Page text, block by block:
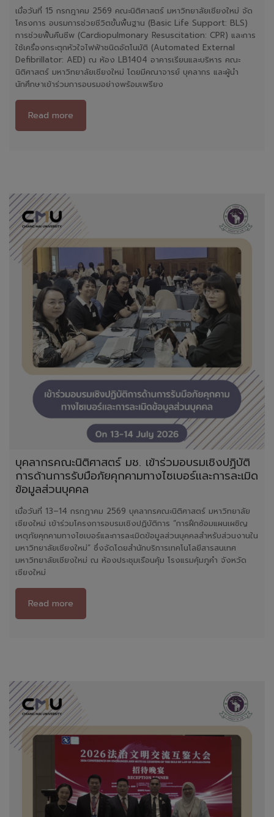
เมื่อวันที่ 15 กรกฎาคม 2569 คณะนิติศาสตร์ มหาวิทยาลัยเชียงใหม่ จัด
โครงการ อบรมการช่วยชีวิตขั้นพื้นฐาน (Basic Life Support: BLS)
การช่วยฟื้นคืนชีพ (Cardiopulmonary Resuscitation: CPR) และการ
ใช้เครื่องกระตุกหัวใจไฟฟ้าชนิดอัตโนมัติ (Automated External
Defibrillator: AED) ณ ห้อง LB1404 อาคารเรียนและบริหาร คณะ
นิติศาสตร์ มหาวิทยาลัยเชียงใหม่ โดยมีคณาจารย์ บุคลากร และผู้นำ
นักศึกษาเข้าร่วมการอบรมอย่างพร้อมเพรียง
Read more
บุคลากรคณะนิติศาสตร์ มช. เข้าร่วมอบรมเชิงปฏิบัติ
การด้านการรับมือภัยคุกคามทางไซเบอร์และการละเมิด
ข้อมูลส่วนบุคคล
เมื่อวันที่ 13–14 กรกฎาคม 2569 บุคลากรคณะนิติศาสตร์ มหาวิทยาลัย
เชียงใหม่ เข้าร่วมโครงการอบรมเชิงปฏิบัติการ “การฝึกซ้อมแผนเผชิญ
เหตุภัยคุกคามทางไซเบอร์และการละเมิดข้อมูลส่วนบุคคลสำหรับส่วนงานใน
มหาวิทยาลัยเชียงใหม่” ซึ่งจัดโดยสำนักบริการเทคโนโลยีสารสนเทศ
มหาวิทยาลัยเชียงใหม่ ณ ห้องประชุมเรือนคุ้ม โรงแรมคุ้มภูคำ จังหวัด
เชียงใหม่
Read more